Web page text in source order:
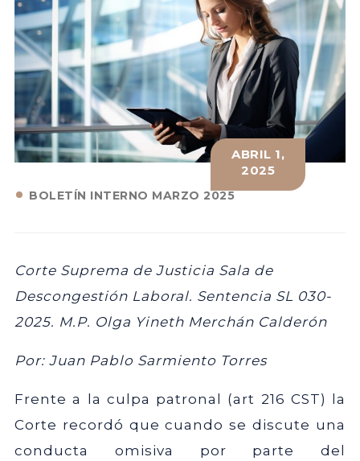
BOLETÍN INTERNO MARZO 2025
ABRIL 1,
2025
Corte Suprema de Justicia Sala de
Descongestión Laboral. Sentencia SL 030-
2025. M.P. Olga Yineth Merchán Calderón
Por: Juan Pablo Sarmiento Torres
Frente a la culpa patronal (art 216 CST) la
Corte recordó que cuando se discute una
conducta omisiva por parte del